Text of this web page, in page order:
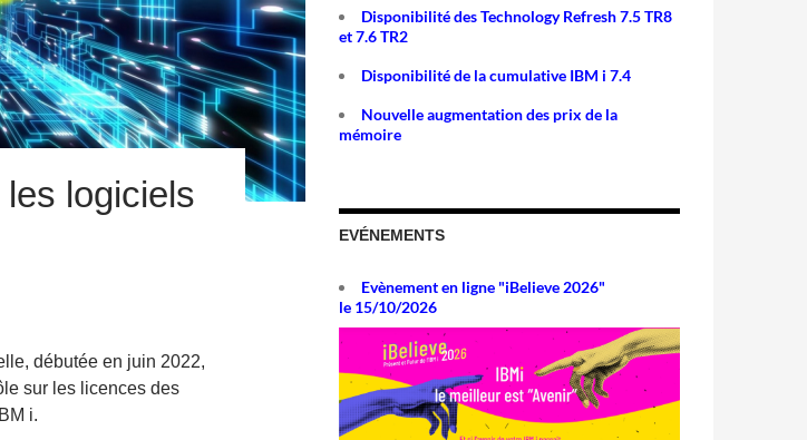
logiciels
débutée en juin 2022,
sur les licences des
i.
Disponibilité des Technology Refresh 7.5 TR8
et 7.6 TR2
Disponibilité de la cumulative IBM i 7.4
Nouvelle augmentation des prix de la
mémoire
EVÉNEMENTS
Evènement en ligne "iBelieve 2026"
le 15/10/2026